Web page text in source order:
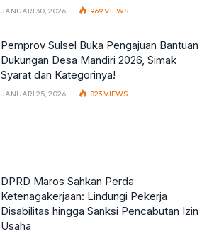
JANUARI 30, 2026 969VIEWS
Pemprov Sulsel Buka Pengajuan Bantuan
Dukungan Desa Mandiri 2026, Simak
Syarat dan Kategorinya!
JANUARI 25, 2026 823VIEWS
DPRD Maros Sahkan Perda
Ketenagakerjaan: Lindungi Pekerja
Disabilitas hingga Sanksi Pencabutan Izin
Usaha